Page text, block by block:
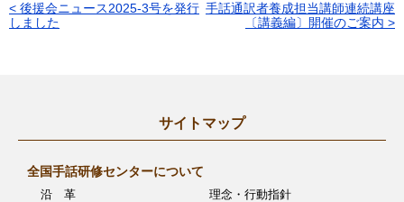
投
ゲ
< 後援会ニュース2025-3号を発行
しました
手話通訳者養成担当講師連続講座
〔講義編〕開催のご案内 >
サイトマップ
全国手話研修センターについて
沿 革
理念・行動指針